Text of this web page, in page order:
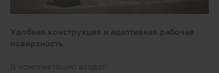
Удобная конструкция и адаптивная рабочая
поверхность
В комплектацию входят: